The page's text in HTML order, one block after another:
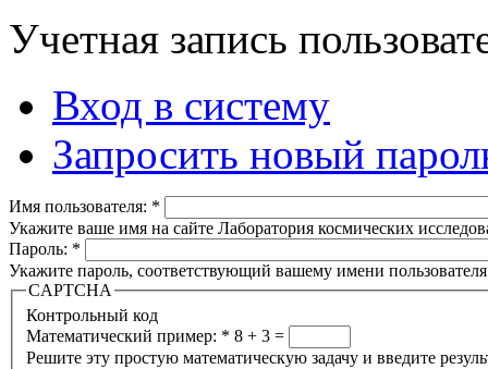
Учетная запись
Вход в систему
Запросить новый
Имя пользователя: *
Укажите ваше имя на сайте Лаборатория космических
Пароль: *
Укажите пароль, соответствующий вашему имени
CAPTCHA
Контрольный код
Математический пример: * 8 + 3 =
Решите эту простую математическую задачу и введите